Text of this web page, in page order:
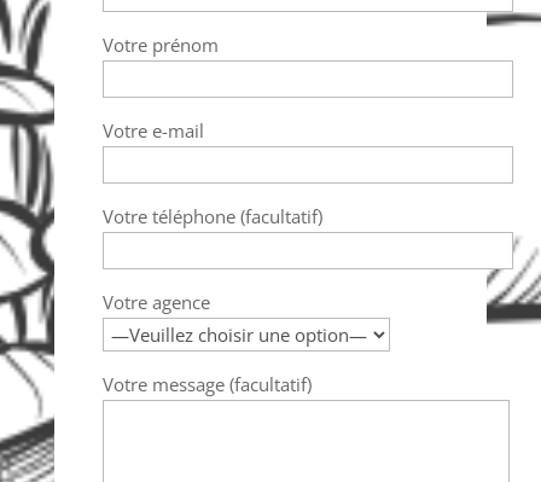
Votre prénom
Votre e-mail
Votre téléphone (facultatif)
Votre agence
Votre message (facultatif)